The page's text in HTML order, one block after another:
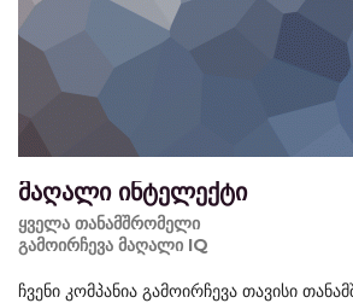
მაღალი ინტელექტი
ყველა თანამშრომელი
გამოირჩევა მაღალი IQ
ჩვენი კომპანია გამოირჩევა თავისი